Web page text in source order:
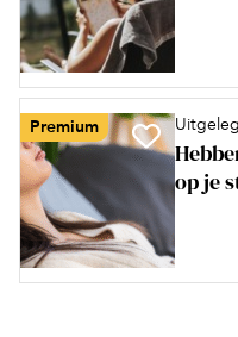
Premium
op je